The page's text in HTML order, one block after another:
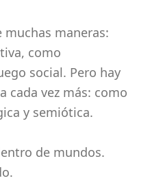
maneras:
como
social. Pero hay
cada vez más: como
y semiótica.
de mundos.